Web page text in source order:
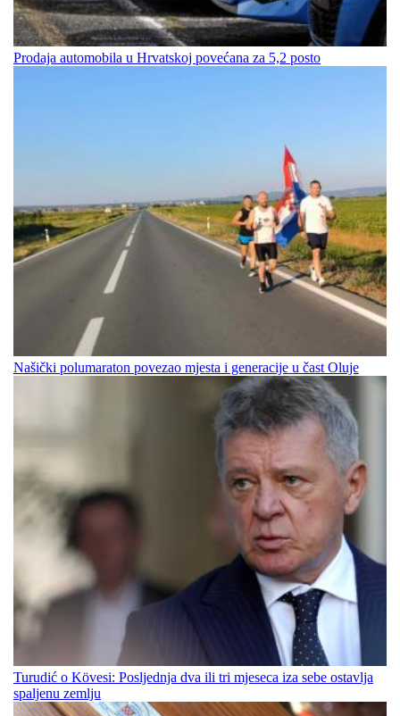
Prodaja automobila u Hrvatskoj povećana za 5,2 posto
Našički polumaraton povezao mjesta i generacije u čast Oluje
Turudić o Kövesi: Posljednja dva ili tri mjeseca iza sebe ostavlja
spaljenu zemlju